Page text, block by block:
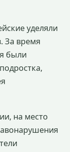
уделяли
За время
были
на место